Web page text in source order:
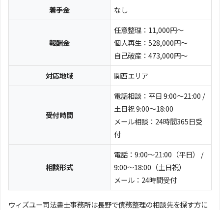
着手金 なし
報酬金
任意整理：11,000円～
個人再生：528,000円～
自己破産：473,000円～
対応地域
関西エリア
受付時間
電話相談：平日 9:00～21:00 /
土日祝 9:00～18:00
メール相談：24時間365日受
付
相談形式
電話：9:00～21:00（平日） /
9:00～18:00（土日祝）
メール：24時間受付
ウィズユー司法書士事務所は長野で債務整理の相談先を探す方に